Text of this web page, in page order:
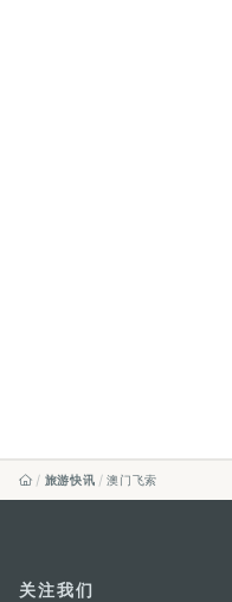
旅游快讯 澳门飞索
关注我们